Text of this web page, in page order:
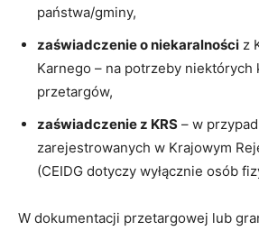
państwa/gminy,
zaświadczenie o niekaralności z
Karnego – na potrzeby niektórych
przetargów,
zaświadczenie z KRS – w
zarejestrowanych w Krajowym
(CEIDG dotyczy wyłącznie osób
W dokumentacji przetargowej lub